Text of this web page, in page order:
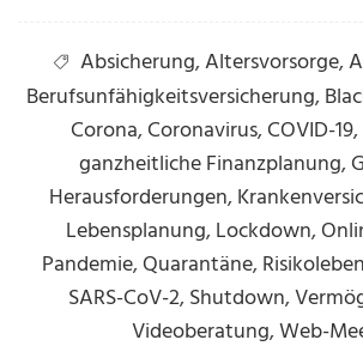
Absicherung,Altersvorsorge,
Berufsunfähigkeitsversicherung,
Corona,Coronavirus,COVID-19,
ganzheitliche Finanzplanung,
Herausforderungen,
Lebensplanung,Lockdown,
Pandemie,Quarantäne,
SARS-CoV-2,Shutdown,
Videoberatung,Web-